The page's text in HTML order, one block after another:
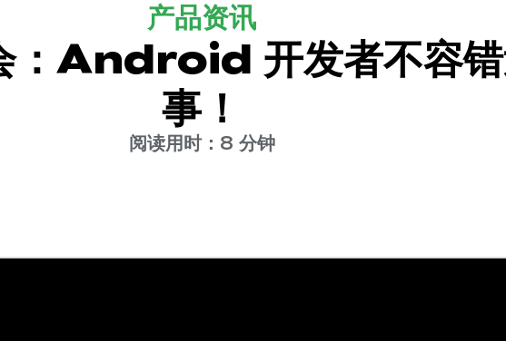
产品资讯
Android 开发者不容错
事！
阅读用时：8 分钟